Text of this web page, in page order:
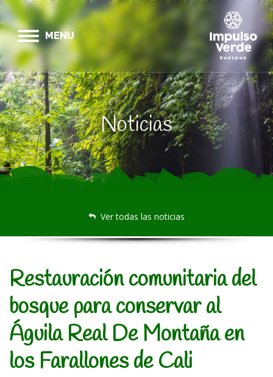
MENU
Noticias
Ver todas las noticias
Restauración comunitaria del
bosque para conservar al
Águila Real De Montaña en
los Farallones de Cali